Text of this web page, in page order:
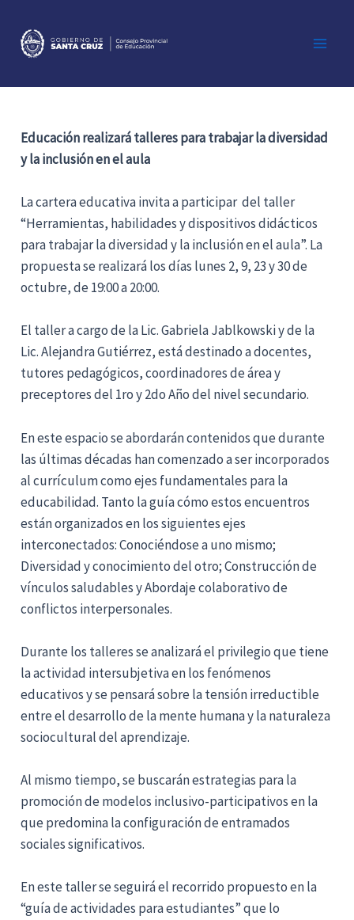
contenido
Educación realizará talleres para trabajar la diversidad
y la inclusión en el aula
La cartera educativa invita a participar del taller
“Herramientas, habilidades y dispositivos didácticos
para trabajar la diversidad y la inclusión en el aula”. La
propuesta se realizará los días lunes 2, 9, 23 y 30 de
octubre, de 19:00 a 20:00.
El taller a cargo de la Lic. Gabriela Jablkowski y de la
Lic. Alejandra Gutiérrez, está destinado a docentes,
tutores pedagógicos, coordinadores de área y
preceptores del 1ro y 2do Año del nivel secundario.
En este espacio se abordarán contenidos que durante
las últimas décadas han comenzado a ser incorporados
al currículum como ejes fundamentales para la
educabilidad. Tanto la guía cómo estos encuentros
están organizados en los siguientes ejes
interconectados: Conociéndose a uno mismo;
Diversidad y conocimiento del otro; Construcción de
vínculos saludables y Abordaje colaborativo de
conflictos interpersonales.
Durante los talleres se analizará el privilegio que tiene
la actividad intersubjetiva en los fenómenos
educativos y se pensará sobre la tensión irreductible
entre el desarrollo de la mente humana y la naturaleza
sociocultural del aprendizaje.
Al mismo tiempo, se buscarán estrategias para la
promoción de modelos inclusivo-participativos en la
que predomina la configuración de entramados
sociales significativos.
En este taller se seguirá el recorrido propuesto en la
“guía de actividades para estudiantes” que lo